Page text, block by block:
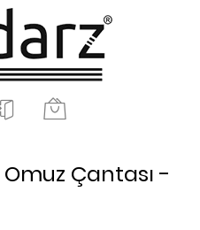
Omuz Çantası -